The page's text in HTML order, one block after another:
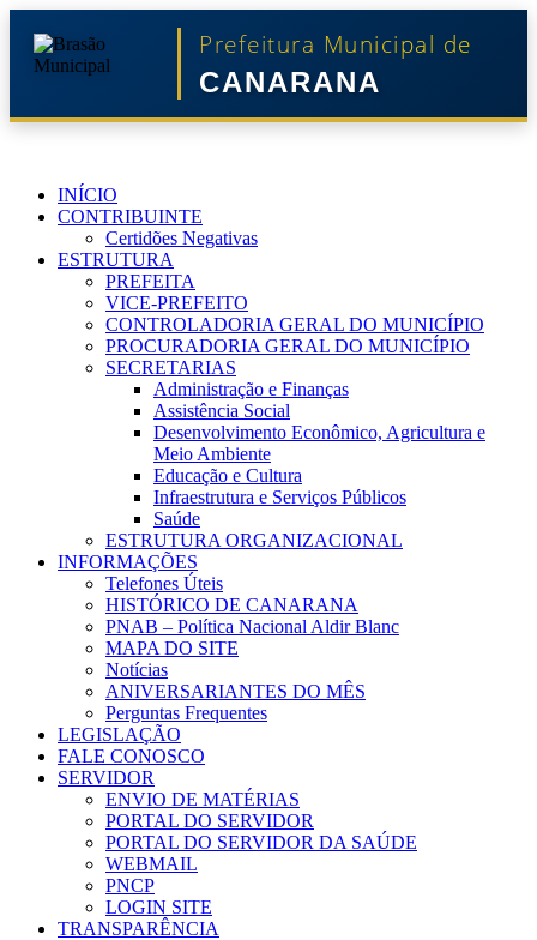
Prefeitura Municipal de
CANARANA
INÍCIO
CONTRIBUINTE
Certidões Negativas
ESTRUTURA
PREFEITA
VICE-PREFEITO
CONTROLADORIA GERAL DO MUNICÍPIO
PROCURADORIA GERAL DO MUNICÍPIO
SECRETARIAS
Administração e Finanças
Assistência Social
Desenvolvimento Econômico, Agricultura e
Meio Ambiente
Educação e Cultura
Infraestrutura e Serviços Públicos
Saúde
ESTRUTURA ORGANIZACIONAL
INFORMAÇÕES
Telefones Úteis
HISTÓRICO DE CANARANA
PNAB – Política Nacional Aldir Blanc
MAPA DO SITE
Notícias
ANIVERSARIANTES DO MÊS
Perguntas Frequentes
LEGISLAÇÃO
FALE CONOSCO
SERVIDOR
ENVIO DE MATÉRIAS
PORTAL DO SERVIDOR
PORTAL DO SERVIDOR DA SAÚDE
WEBMAIL
PNCP
LOGIN SITE
TRANSPARÊNCIA